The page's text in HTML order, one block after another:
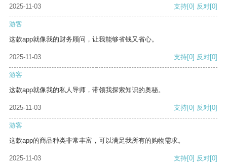
2025-11-03
支持[0] 反对[0]
游客
这款app就像我的财务顾问，让我能够省钱又省心。
2025-11-03 支持[0] 反对[0]
游客
这款app就像我的私人导师，带领我探索知识的奥秘。
2025-11-03 支持[0] 反对[0]
游客
这款app的商品种类非常丰富，可以满足我所有的购物需求。
2025-11-03 支持[0] 反对[0]